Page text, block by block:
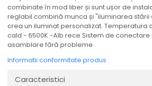
Familia June
Familia Lirena
Familia Melira
Familia ULine
Penduluri
combinate în mod liber și sunt ușor de
reglabil combină munca și "iluminarea stării
crea un iluminat personalizat. Temperatura
cald - 6500K -Alb rece Sistem de conectare
asamblare fără probleme
Informatii conformitate produs
Caracteristici